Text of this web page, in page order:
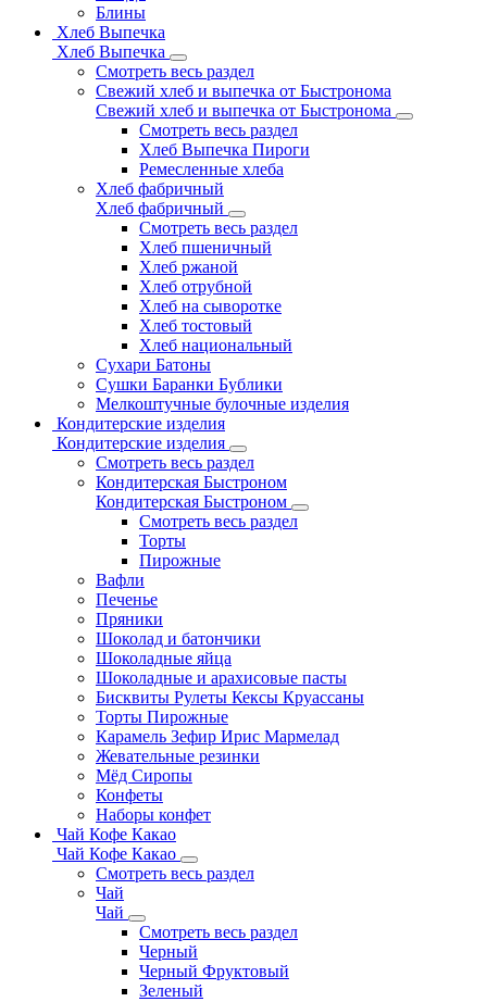
Блины
Хлеб Выпечка
Хлеб Выпечка
Смотреть весь раздел
Свежий хлеб и выпечка от Быстронома
Свежий хлеб и выпечка от Быстронома
Смотреть весь раздел
Хлеб Выпечка Пироги
Ремесленные хлеба
Хлеб фабричный
Хлеб фабричный
Смотреть весь раздел
Хлеб пшеничный
Хлеб ржаной
Хлеб отрубной
Хлеб на сыворотке
Хлеб тостовый
Хлеб национальный
Сухари Батоны
Сушки Баранки Бублики
Мелкоштучные булочные изделия
Кондитерские изделия
Кондитерские изделия
Смотреть весь раздел
Кондитерская Быстроном
Кондитерская Быстроном
Смотреть весь раздел
Торты
Пирожные
Вафли
Печенье
Пряники
Шоколад и батончики
Шоколадные яйца
Шоколадные и арахисовые пасты
Бисквиты Рулеты Кексы Круассаны
Торты Пирожные
Карамель Зефир Ирис Мармелад
Жевательные резинки
Мёд Сиропы
Конфеты
Наборы конфет
Чай Кофе Какао
Чай Кофе Какао
Смотреть весь раздел
Чай
Чай
Смотреть весь раздел
Черный
Черный Фруктовый
Зеленый